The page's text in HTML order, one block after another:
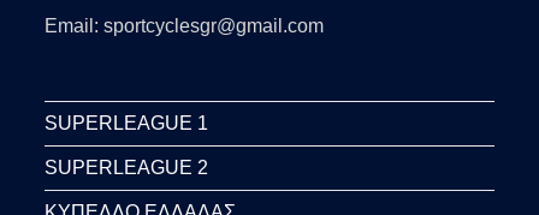
Email: sportcyclesgr@gmail.com
SUPERLEAGUE 1
SUPERLEAGUE 2